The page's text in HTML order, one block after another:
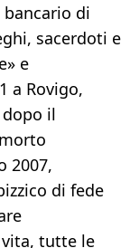
bancario di
sacerdoti e
e
a Rovigo,
il
2007,
di fede
tutte le